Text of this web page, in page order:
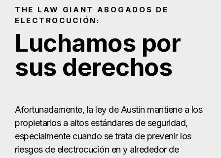
THE LAW GIANT ABOGADOS DE
ELECTROCUCIÓN:
Luchamos por
sus derechos
Afortunadamente, la ley de Austin mantiene a los
propietarios a altos estándares de seguridad,
especialmente cuando se trata de prevenir los
riesgos de electrocución en y alrededor de